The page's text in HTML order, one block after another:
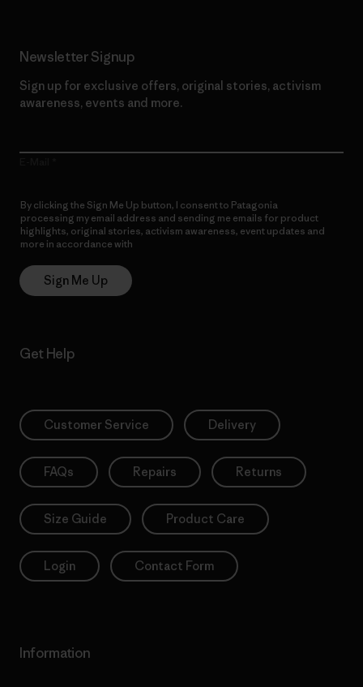
Newsletter Signup
Sign up for exclusive offers, original stories, activism
awareness, events and more.
By clicking the Sign Me Up button, I consent to Patagonia
processing my email address and sending me emails for product
highlights, original stories, activism awareness, event updates and
more in accordance with
Sign Me Up
Get Help
Customer Service Delivery
FAQs Repairs Returns
Size Guide Product Care
Login Contact Form
Information